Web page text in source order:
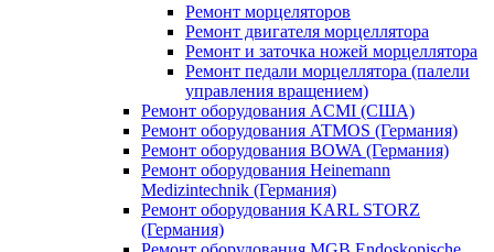
Ремонт морцеляторов
Ремонт двигателя морцеллятора
Ремонт и заточка ножей морцеллятора
Ремонт педали морцеллятора (палели
управления вращением)
Ремонт оборудования ACMI (США)
Ремонт оборудования ATMOS (Германия)
Ремонт оборудования BOWA (Германия)
Ремонт оборудования Heinemann
Medizintechnik (Германия)
Ремонт оборудования KARL STORZ
(Германия)